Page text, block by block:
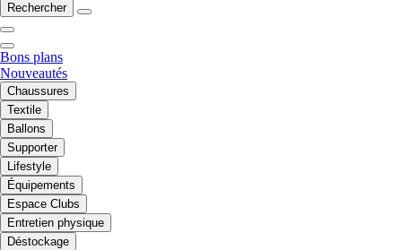
Rechercher
Bons plans
Nouveautés
Chaussures
Textile
Ballons
Supporter
Lifestyle
Équipements
Espace Clubs
Entretien physique
Déstockage